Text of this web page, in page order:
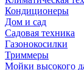
Кондиционеры
Дом и сад
Садовая техника
Газонокосилки
Триммеры
Мойки высокого